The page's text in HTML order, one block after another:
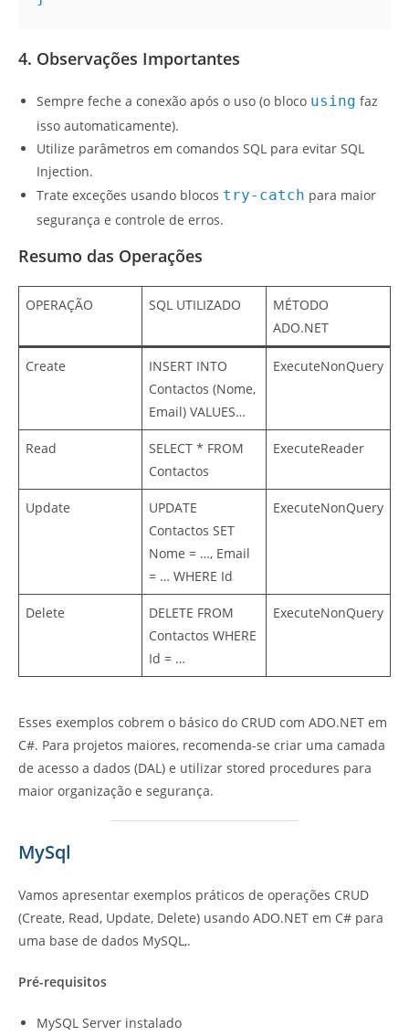
4. Observações Importantes
Sempre feche a conexão após o uso (o bloco using faz
isso automaticamente).
Utilize parâmetros em comandos SQL para evitar SQL
Injection.
Trate exceções usando blocos try-catch para maior
segurança e controle de erros.
Resumo das Operações
OPERAÇÃO SQL UTILIZADO
MÉTODO
ADO.NET
Create
INSERT INTO
Contactos (Nome,
Email) VALUES…
ExecuteNonQuery
Read
SELECT * FROM
Contactos
ExecuteReader
Update
UPDATE
Contactos SET
Nome = …, Email
= … WHERE Id
ExecuteNonQuery
Delete
DELETE FROM
Contactos WHERE
Id = …
ExecuteNonQuery
Esses exemplos cobrem o básico do CRUD com ADO.NET em
C#. Para projetos maiores, recomenda-se criar uma camada
de acesso a dados (DAL) e utilizar stored procedures para
maior organização e segurança.
MySql
Vamos apresentar exemplos práticos de operações CRUD
(Create, Read, Update, Delete) usando ADO.NET em C# para
uma base de dados MySQL,.
Pré-requisitos
MySQL Server instalado